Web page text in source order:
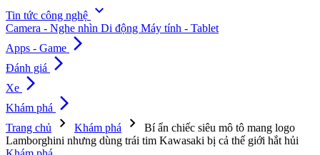
Tin tức công nghệ expand_more
Camera - Nghe nhìn Di động Máy tính - Tablet
Apps - Game arrow_forward_ios
Đánh giá arrow_forward_ios
Xe arrow_forward_ios
Khám phá arrow_forward_ios
Trang chủ chevron_right Khám phá chevron_right
Bí ẩn chiếc siêu mô tô mang logo
Lamborghini nhưng dùng trái tim Kawasaki bị cả thế giới hắt hủi